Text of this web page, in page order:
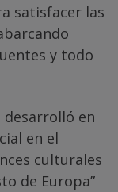
satisfacer las
y todo
desarrolló en
en el
culturales
de Europa”